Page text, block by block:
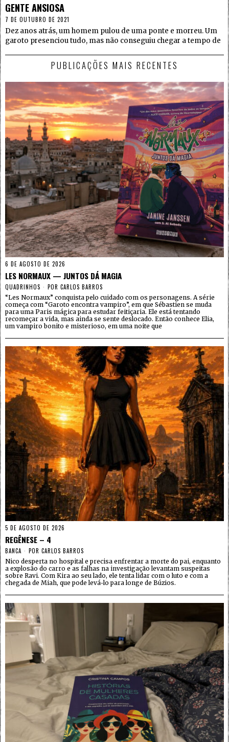
GENTE ANSIOSA
7 DE OUTUBRO DE 2021
Dez anos atrás, um homem pulou de uma ponte e morreu. Um
garoto presenciou tudo, mas não conseguiu chegar a tempo de
PUBLICAÇÕES MAIS RECENTES
6 DE AGOSTO DE 2026
LES NORMAUX — JUNTOS DÁ MAGIA
QUADRINHOS POR CARLOS BARROS
“Les Normaux” conquista pelo cuidado com os personagens. A série
começa com “Garoto encontra vampiro”, em que Sébastien se muda
para uma Paris mágica para estudar feitiçaria. Ele está tentando
recomeçar a vida, mas ainda se sente deslocado. Então conhece Elia,
um vampiro bonito e misterioso, em uma noite que
5 DE AGOSTO DE 2026
REGÊNESE – 4
BANCA POR CARLOS BARROS
Nico desperta no hospital e precisa enfrentar a morte do pai, enquanto
a explosão do carro e as falhas na investigação levantam suspeitas
sobre Ravi. Com Kira ao seu lado, ele tenta lidar com o luto e com a
chegada de Miah, que pode levá-lo para longe de Búzios.